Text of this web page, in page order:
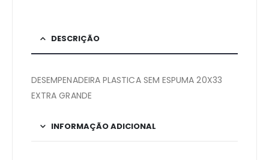
DESCRIÇÃO
DESEMPENADEIRA PLASTICA SEM ESPUMA 20X33
EXTRA GRANDE
INFORMAÇÃO ADICIONAL